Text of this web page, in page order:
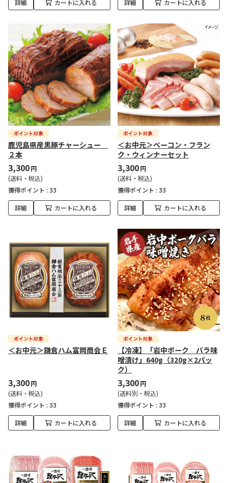
詳細 カートに入れる 詳細 カートに入れる
鹿児島県産黒豚チャーシュー
２本
3,300円
(送料・税込)
獲得ポイント : 33
詳細 カートに入れる
＜お中元＞ベーコン・フラン
ク・ウィンナーセット
3,300円
(送料・税込)
獲得ポイント : 33
詳細 カートに入れる
＜お中元＞鎌倉ハム富岡商会Ｅ
3,300円
(送料・税込)
獲得ポイント : 33
詳細 カートに入れる
【冷凍】「岩中ポーク バラ味
噌漬け」640g（320g×2パッ
ク）
3,300円
(送料別・税込)
獲得ポイント : 33
詳細 カートに入れる